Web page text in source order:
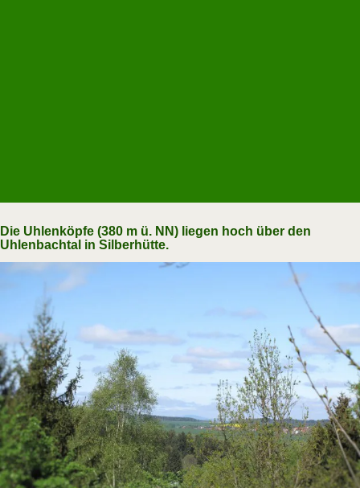
Die Uhlenköpfe (380 m ü. NN) liegen hoch über den
Uhlenbachtal in Silberhütte.